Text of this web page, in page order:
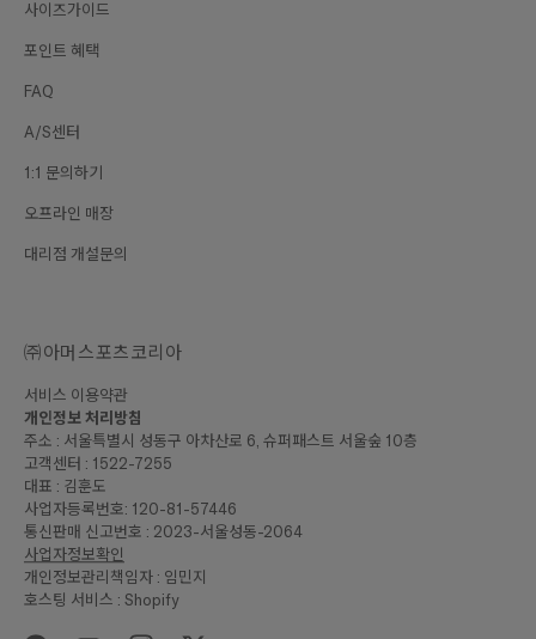
사이즈가이드
포인트 혜택
FAQ
A/S센터
1:1 문의하기
오프라인 매장
대리점 개설문의
㈜아머스포츠코리아
서비스 이용약관
개인정보 처리방침
주소 : 서울특별시 성동구 아차산로 6, 슈퍼패스트 서울숲 10층
고객센터 : 1522-7255
대표 : 김훈도
사업자등록번호: 120-81-57446
통신판매 신고번호 : 2023-서울성동-2064
사업자정보확인
개인정보관리책임자 : 임민지
호스팅 서비스 : Shopify